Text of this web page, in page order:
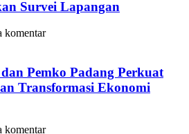
Survei Lapangan
komentar
Pemko Padang Perkuat
Transformasi Ekonomi
komentar